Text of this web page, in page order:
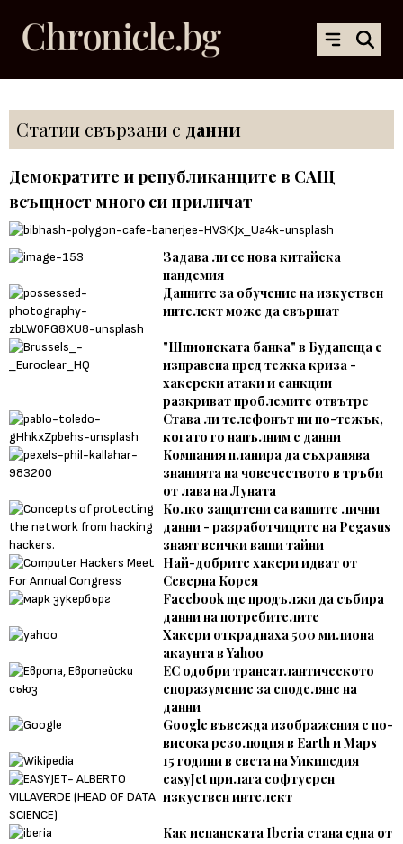
Статии свързани с данни
Демократите и републиканците в САЩ
всъщност много си приличат
Задава ли се нова китайска
пандемия
Данните за обучение на изкуствен
интелект може да свършат
"Шпионската банка" в Будапеща е
изправена пред тежка криза -
хакерски атаки и санкции
разкриват проблемите отвътре
Става ли телефонът ни по-тежък,
когато го напълним с данни
Компания планира да съхранява
знанията на човечеството в тръби
от лава на Луната
Колко защитени са вашите лични
данни - разработчиците на Pegasus
знаят всички ваши тайни
Най-добрите хакери идват от
Северна Корея
Facebook ще продължи да събира
данни на потребителите
Хакери откраднаха 500 милиона
акаунта в Yahoo
ЕС одобри трансатлантическото
споразумение за споделяне на
данни
Google въвежда изображения с по-
висока резолюция в Earth и Maps
15 години в света на Уикипедия
easyJet прилага софтуерен
изкуствен интелект
Как испанската Iberia стана една от